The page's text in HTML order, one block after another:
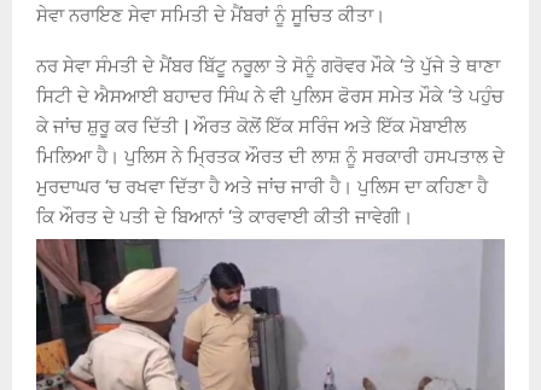
ਸੇਵਾ ਨਰਾਇਣ ਸੇਵਾ ਸਮਿਤੀ ਦੇ ਮੈਂਬਰਾਂ ਨੂੰ ਸੂਚਿਤ ਕੀਤਾ।
ਨਰ ਸੇਵਾ ਸੰਮਤੀ ਦੇ ਮੈਂਬਰ ਬਿੱਟੂ ਨਰੂਲਾ ਤੇ ਸੋਨੂੰ ਗਰੋਵਰ ਮੌਕੇ ‘ਤੇ ਪੁੱਜੇ ਤੇ ਥਾਣਾ
ਸਿਟੀ ਦੇ ਐਸਆਈ ਬਹਾਦਰ ਸਿੰਘ ਨੇ ਵੀ ਪੁਲਿਸ ਫੋਰਸ ਸਮੇਤ ਮੌਕੇ ‘ਤੇ ਪਹੁੰਚ
ਕੇ ਜਾਂਚ ਸ਼ੁਰੂ ਕਰ ਦਿੱਤੀ | ਔਰਤ ਕੋਲੋਂ ਇੱਕ ਸਰਿੰਜ ਅਤੇ ਇੱਕ ਮੋਬਾਈਲ
ਮਿਲਿਆ ਹੈ। ਪੁਲਿਸ ਨੇ ਮ੍ਰਿਤਕ ਔਰਤ ਦੀ ਲਾਸ਼ ਨੂੰ ਸਰਕਾਰੀ ਹਸਪਤਾਲ ਦੇ
ਮੁਰਦਾਘਰ ‘ਚ ਰਖਵਾ ਦਿੱਤਾ ਹੈ ਅਤੇ ਜਾਂਚ ਜਾਰੀ ਹੈ। ਪੁਲਿਸ ਦਾ ਕਹਿਣਾ ਹੈ
ਕਿ ਔਰਤ ਦੇ ਪਤੀ ਦੇ ਬਿਆਨਾਂ ‘ਤੇ ਕਾਰਵਾਈ ਕੀਤੀ ਜਾਵੇਗੀ।